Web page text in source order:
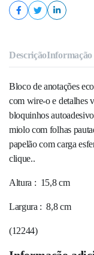
Descrição
Bloco de anotações
com wire-o e detalhes
bloquinhos
miolo com folhas
papelão com carga
clique..
Altura : 15,8 cm
Largura : 8,8 cm
(12244)